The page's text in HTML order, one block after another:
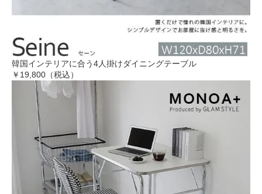
韓国インテリアに合う4人掛けダイニングテーブル
￥19,800（税込）